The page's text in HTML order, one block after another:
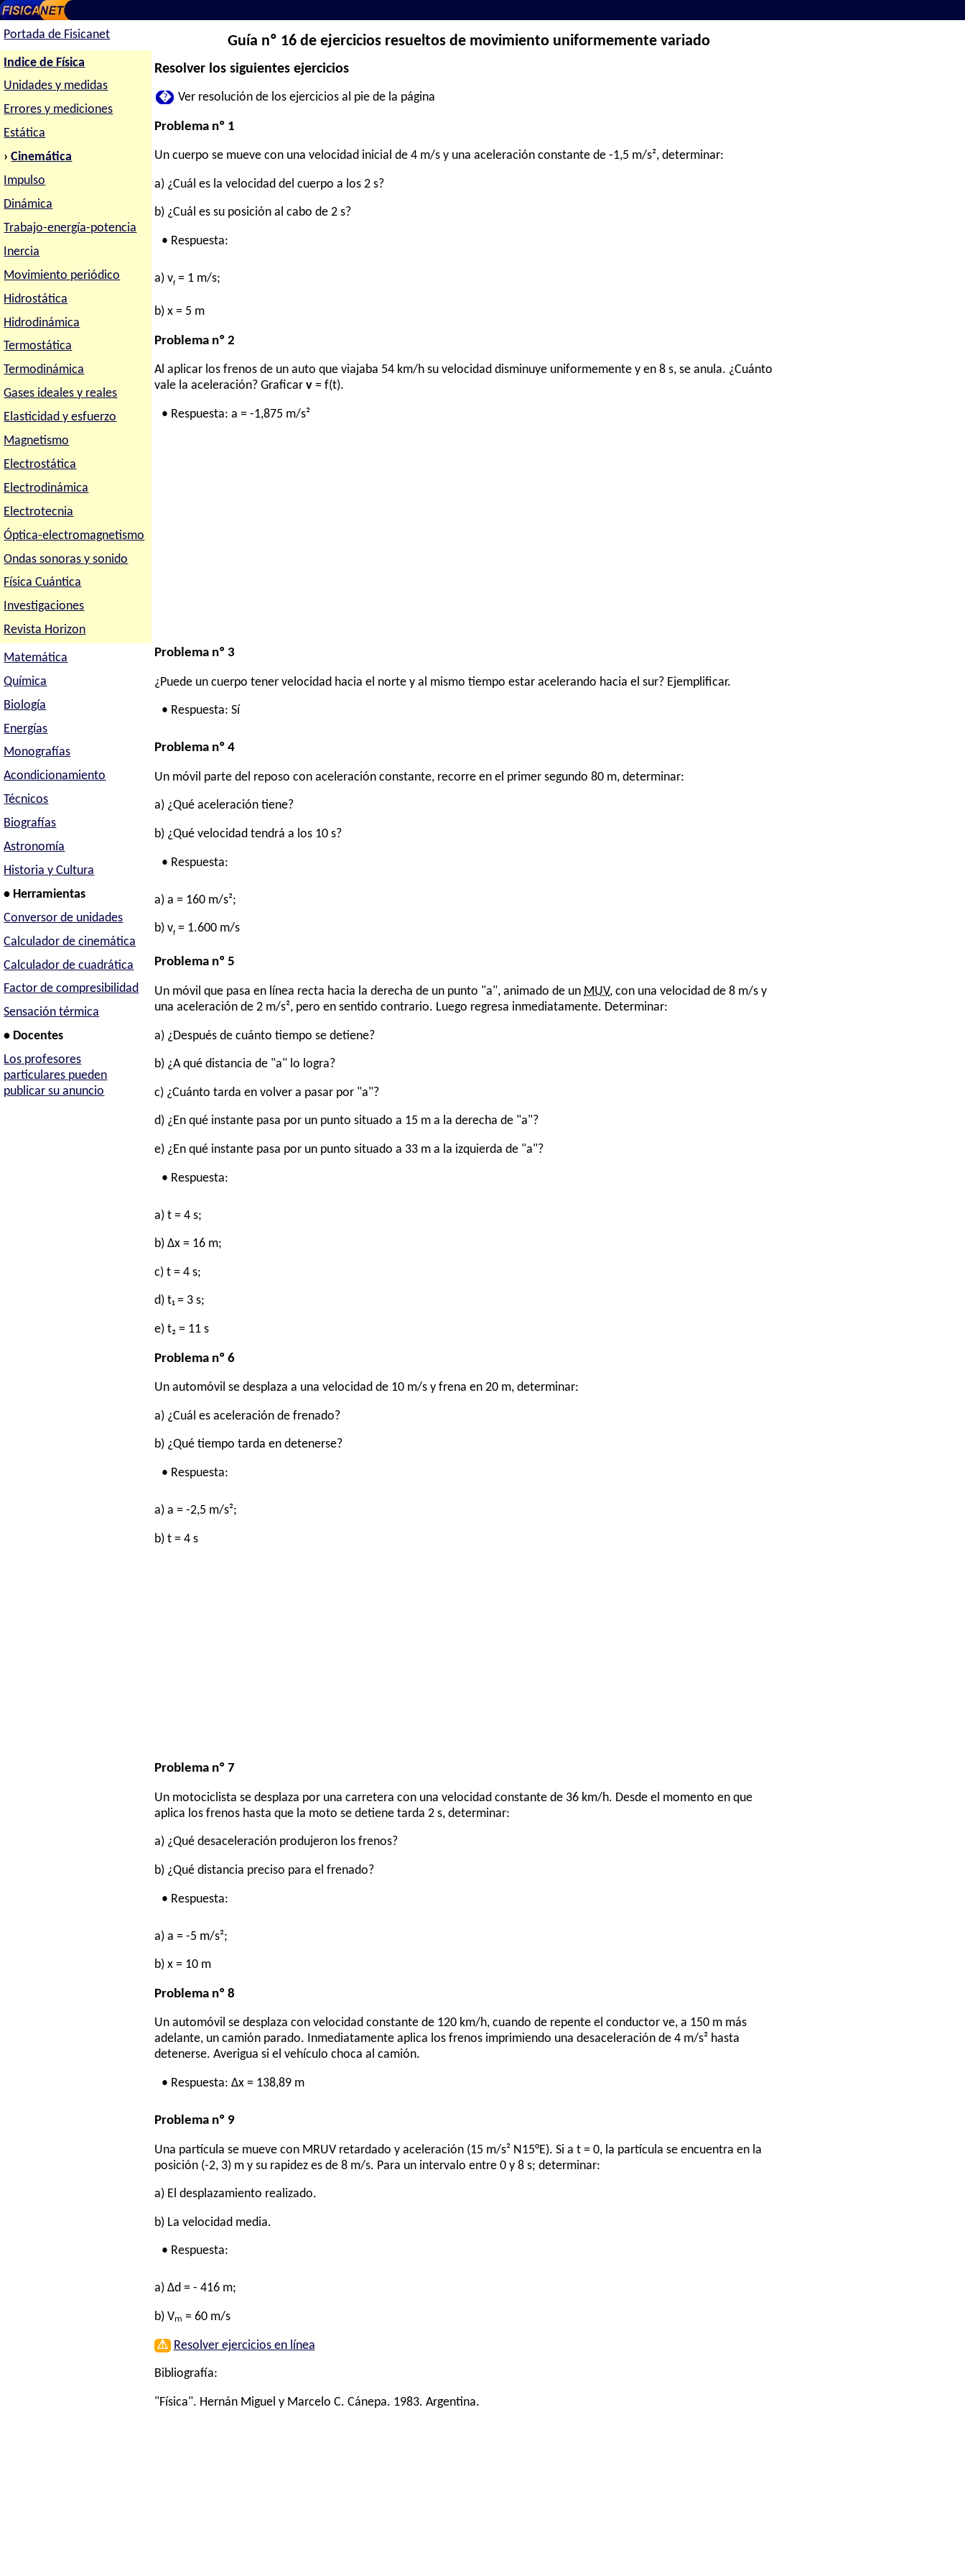
Portada de Fisicanet
Indice de Física
Unidades y medidas
Errores y mediciones
Estática
›Cinemática
Impulso
Dinámica
Trabajo-energía-potencia
Inercia
Movimiento periódico
Hidrostática
Hidrodinámica
Termostática
Termodinámica
Gases ideales y reales
Elasticidad y esfuerzo
Magnetismo
Electrostática
Electrodinámica
Electrotecnia
Óptica-electromagnetismo
Ondas sonoras y sonido
Física Cuántica
Investigaciones
Revista Horizon
Matemática
Química
Biología
Energías
Monografías
Acondicionamiento
Técnicos
Biografías
Astronomía
Historia y Cultura
• Herramientas
Conversor de unidades
Calculador de cinemática
Calculador de cuadrática
Factor de compresibilidad
Sensación térmica
• Docentes
Los profesores
particulares pueden
publicar su anuncio
Guía nº 16 de ejercicios resueltos de movimiento uniformemente variado
Resolver los siguientes ejercicios
� Ver resolución de los ejercicios al pie de la página
Problema nº 1
Un cuerpo se mueve con una velocidad inicial de 4 m/s y una aceleración constante de -1,5 m/s², determinar:
a) ¿Cuál es la velocidad del cuerpo a los 2 s?
b) ¿Cuál es su posición al cabo de 2 s?
• Respuesta:
a) vf = 1 m/s;
b) x = 5 m
Problema nº 2
Al aplicar los frenos de un auto que viajaba 54 km/h su velocidad disminuye uniformemente y en 8 s, se anula. ¿Cuánto
vale la aceleración? Graficarv = f(t).
• Respuesta: a = -1,875 m/s²
Problema nº 3
¿Puede un cuerpo tener velocidad hacia el norte y al mismo tiempo estar acelerando hacia el sur? Ejemplificar.
• Respuesta: Sí
Problema nº 4
Un móvil parte del reposo con aceleración constante, recorre en el primer segundo 80 m, determinar:
a) ¿Qué aceleración tiene?
b) ¿Qué velocidad tendrá a los 10 s?
• Respuesta:
a) a = 160 m/s²;
b) vf = 1.600 m/s
Problema nº 5
Un móvil que pasa en línea recta hacia la derecha de un punto "a", animado de un MUV, con una velocidad de 8 m/s y
una aceleración de 2 m/s², pero en sentido contrario. Luego regresa inmediatamente. Determinar:
a) ¿Después de cuánto tiempo se detiene?
b) ¿A qué distancia de "a" lo logra?
c) ¿Cuánto tarda en volver a pasar por "a"?
d) ¿En qué instante pasa por un punto situado a 15 m a la derecha de "a"?
e) ¿En qué instante pasa por un punto situado a 33 m a la izquierda de "a"?
• Respuesta:
a) t = 4 s;
b) Δx = 16 m;
c) t = 4 s;
d) t₁ = 3 s;
e) t₂ = 11 s
Problema nº 6
Un automóvil se desplaza a una velocidad de 10 m/s y frena en 20 m, determinar:
a) ¿Cuál es aceleración de frenado?
b) ¿Qué tiempo tarda en detenerse?
• Respuesta:
a) a = -2,5 m/s²;
b) t = 4 s
Problema nº 7
Un motociclista se desplaza por una carretera con una velocidad constante de 36 km/h. Desde el momento en que
aplica los frenos hasta que la moto se detiene tarda 2 s, determinar:
a) ¿Qué desaceleración produjeron los frenos?
b) ¿Qué distancia preciso para el frenado?
• Respuesta:
a) a = -5 m/s²;
b) x = 10 m
Problema nº 8
Un automóvil se desplaza con velocidad constante de 120 km/h, cuando de repente el conductor ve, a 150 m más
adelante, un camión parado. Inmediatamente aplica los frenos imprimiendo una desaceleración de 4 m/s² hasta
detenerse. Averigua si el vehículo choca al camión.
• Respuesta: Δx = 138,89 m
Problema nº 9
Una partícula se mueve con MRUV retardado y aceleración (15 m/s² N15°E). Si a t = 0, la partícula se encuentra en la
posición (-2, 3) m y su rapidez es de 8 m/s. Para un intervalo entre 0 y 8 s; determinar:
a) El desplazamiento realizado.
b) La velocidad media.
• Respuesta:
a) Δd = - 416 m;
b) Vₘ = 60 m/s
⚠ Resolver ejercicios en línea
Bibliografía:
"Física". Hernán Miguel y Marcelo C. Cánepa. 1983. Argentina.